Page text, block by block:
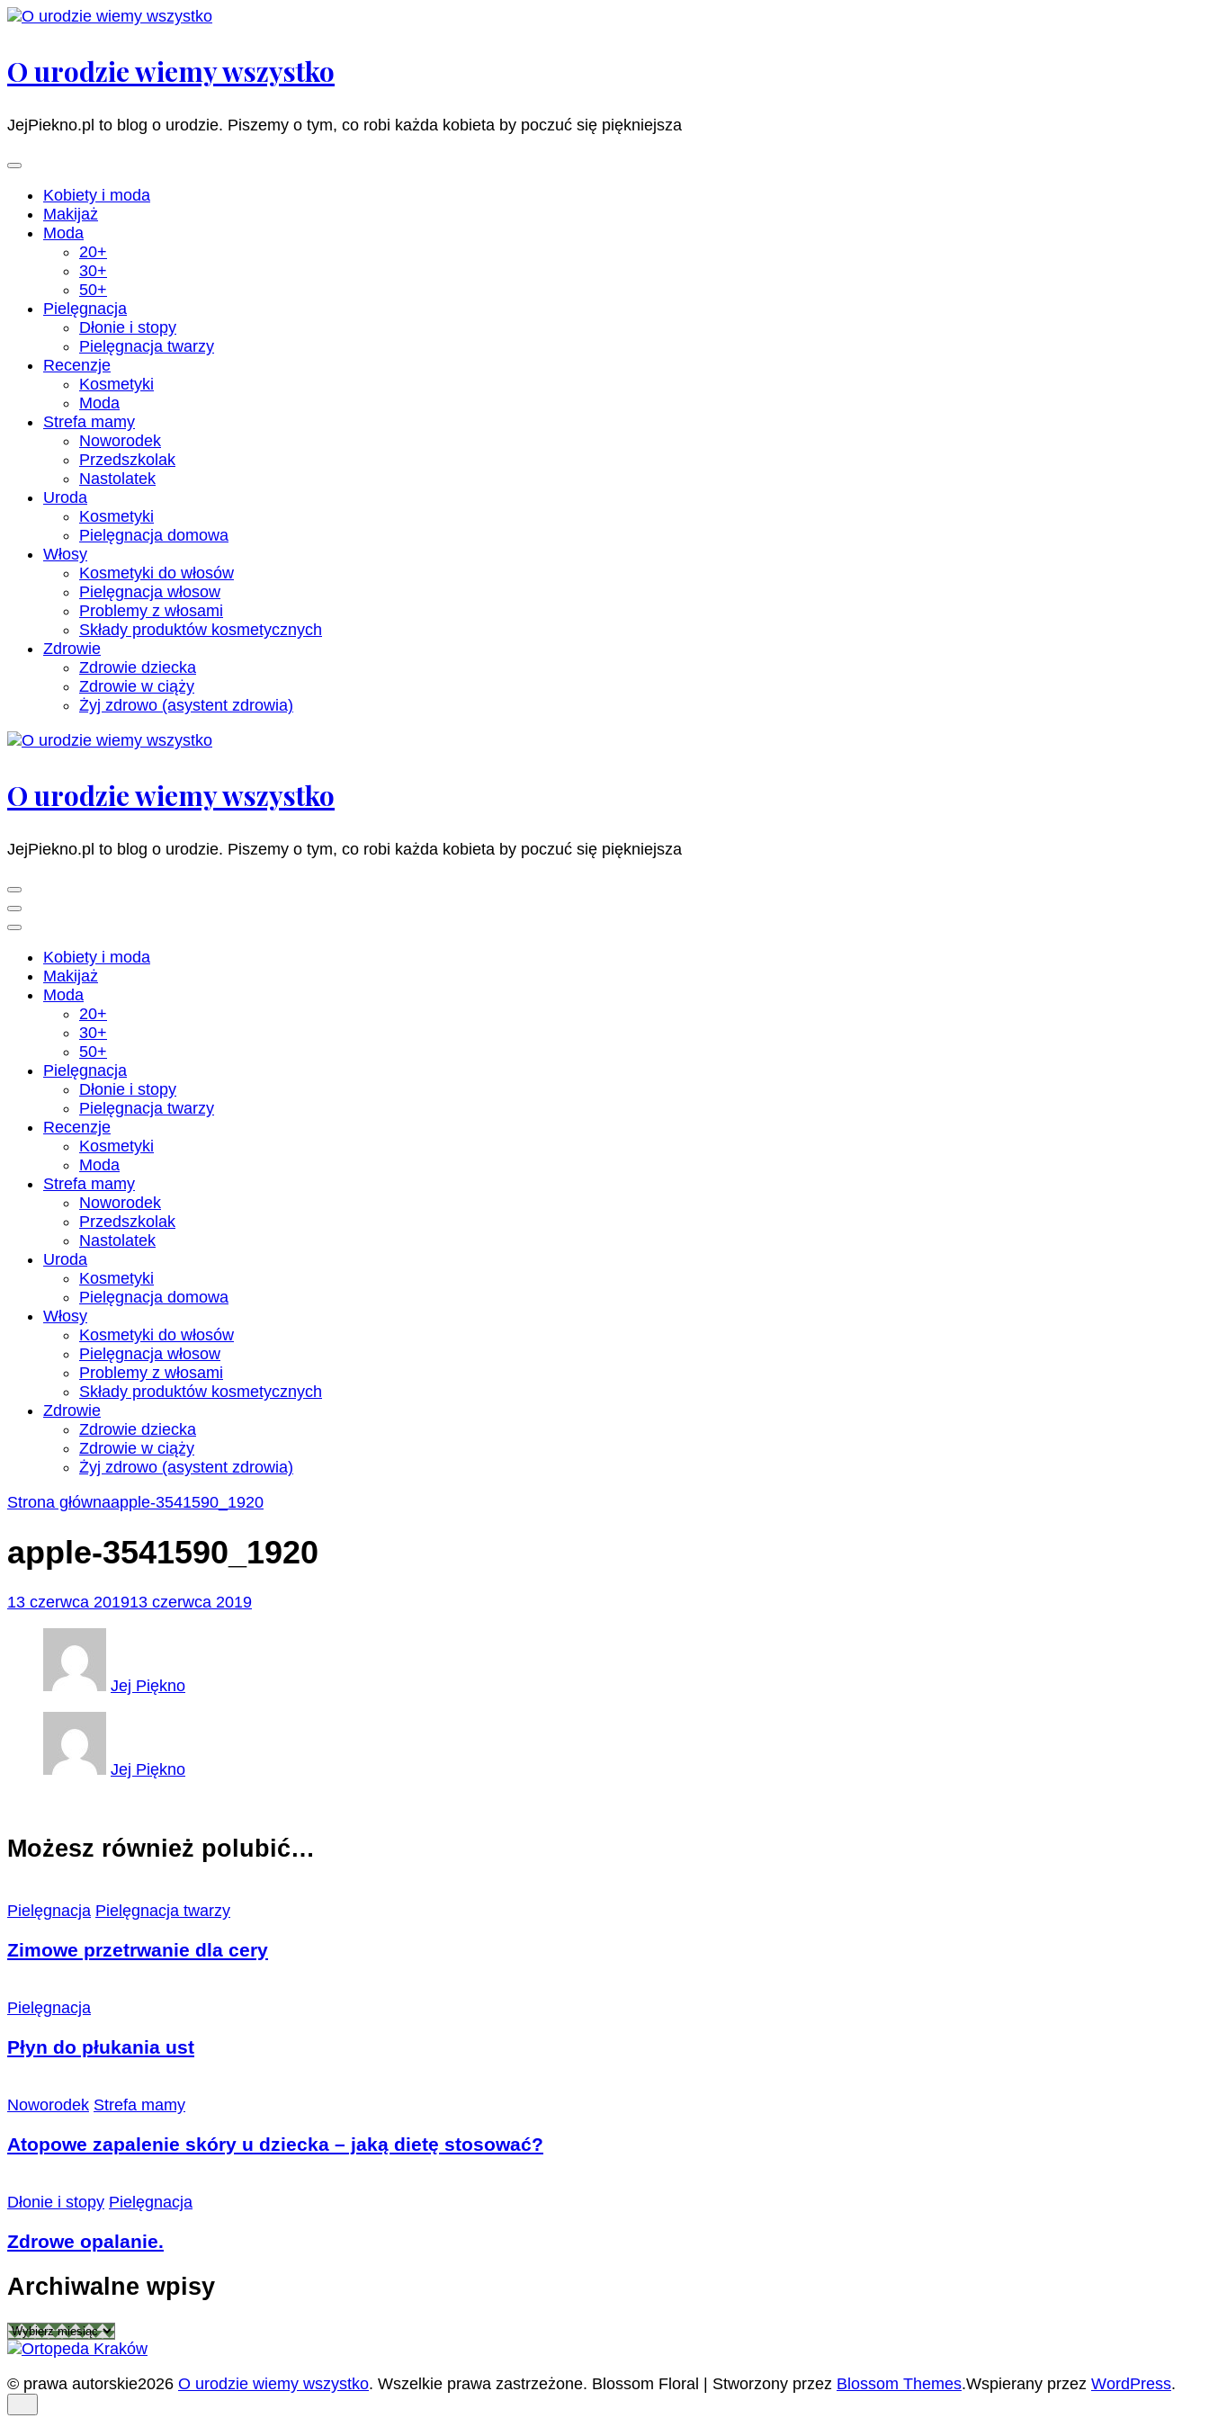
Pomiń
do
zawartości
enter)
O urodzie wiemy wszystko
JejPiekno.pl to blog o urodzie. Piszemy o tym, co robi każda kobieta by poczuć się piękniejsza
Kobiety i moda
Makijaż
Moda
20+
30+
50+
Pielęgnacja
Dłonie i stopy
Pielęgnacja twarzy
Recenzje
Kosmetyki
Moda
Strefa mamy
Noworodek
Przedszkolak
Nastolatek
Uroda
Kosmetyki
Pielęgnacja domowa
Włosy
Kosmetyki do włosów
Pielęgnacja włosow
Problemy z włosami
Składy produktów kosmetycznych
Zdrowie
Zdrowie dziecka
Zdrowie w ciąży
Żyj zdrowo (asystent zdrowia)
O urodzie wiemy wszystko
JejPiekno.pl to blog o urodzie. Piszemy o tym, co robi każda kobieta by poczuć się piękniejsza
Kobiety i moda
Makijaż
Moda
20+
30+
50+
Pielęgnacja
Dłonie i stopy
Pielęgnacja twarzy
Recenzje
Kosmetyki
Moda
Strefa mamy
Noworodek
Przedszkolak
Nastolatek
Uroda
Kosmetyki
Pielęgnacja domowa
Włosy
Kosmetyki do włosów
Pielęgnacja włosow
Problemy z włosami
Składy produktów kosmetycznych
Zdrowie
Zdrowie dziecka
Zdrowie w ciąży
Żyj zdrowo (asystent zdrowia)
Strona głównaapple-3541590_1920
apple-3541590_1920
13 czerwca 201913 czerwca 2019
Jej Piękno
Jej Piękno
Możesz również polubić…
Pielęgnacja Pielęgnacja twarzy
Zimowe przetrwanie dla cery
Pielęgnacja
Płyn do płukania ust
Noworodek Strefa mamy
Atopowe zapalenie skóry u dziecka – jaką dietę stosować?
Dłonie i stopy Pielęgnacja
Zdrowe opalanie.
Archiwalne wpisy
Archiwalne
wpisy
© prawa autorskie2026 O urodzie wiemy wszystko. Wszelkie prawa zastrzeżone. Blossom Floral | Stworzony przez Blossom Themes.Wspierany przez WordPress.